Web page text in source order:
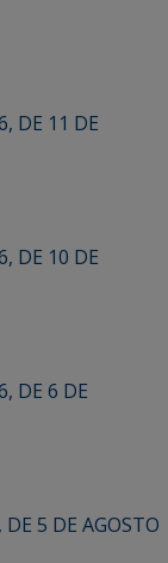
DE 11 DE
DE 10 DE
DE 6 DE
5 DE AGOSTO